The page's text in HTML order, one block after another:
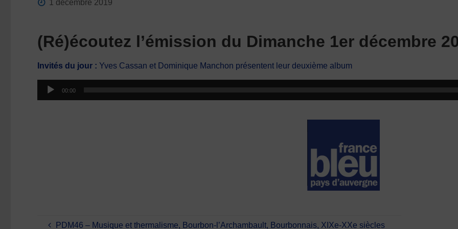
1 décembre 2019
(Ré)écoutez l’émission du Dimanche 1er décembre
Invités du jour : Yves Cassan et Dominique Manchon présentent leur deuxième album
Lecteur
audio
00:00
PDM46 – Musique et thermalisme, Bourbon-l’Archambault, Bourbonnais, XIXe-XXe siècles